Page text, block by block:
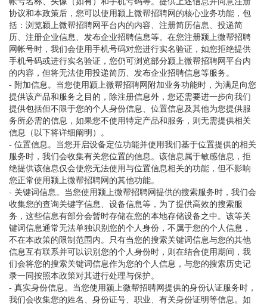
协议和本政策后，您可以使用颍上微帮招聘网的核心业务功能，包
括：浏览颍上微帮招聘网平台内的内容、注册简历信息、投递简
历、注册企业信息、发布企业招聘信息等。在您注册颍上微帮招聘
网帐号时，我们会使用手机号码对您进行实名验证，如您拒绝提供
手机号码或进行实名验证，您仍可浏览部分颍上微帮招聘网平台内
的内容，但将无法使用投递简历、发布企业招聘信息等服务。
- 附加信息。当您使用颍上微帮招聘网附加业务功能时，为满足向您
提供该产品和服务之目的，除注册信息外，您还需要进一步向我们
提供包括但不限于您的个人身份信息、位置信息及其他为您提供服
务所必需的信息，如果您不使用特定产品和服务，则无需提供相关
信息（以下将详细阐明）。
- 位置信息。当您开启设备定位功能并使用我们基于位置提供的相关
服务时，我们会收集有关您位置的信息。该信息属于敏感信息，拒
绝提供该信息仅会使您无法使用与位置信息相关的功能，但不影响
您正常使用颍上微帮招聘网的其他功能。
- 关键词信息。当您使用颍上微帮招聘网提供的搜索服务时，我们会
收集您的查询关键字信息、设备信息等，为了提供高效的搜索服
务，这些信息有部分会暂时存储在您的本地存储设备之中。该等关
键词信息通常无法单独识别您的个人身份，不属于您的个人信息，
不在本政策的限制范围内。只有当您的搜索关键词信息与您的其他
信息互有联系并可以识别您的个人身份时，则在结合使用期间，我
们会将您的搜索关键词信息作为您的个人信息，与您的搜索历史记
录一同按照本政策对其进行处理与保护。
- 真实身份信息。当您使用颍上微帮招聘网提供的身份认证服务时，
我们会收集您的姓名、身份证号、职业、有关身份证明等信息。如